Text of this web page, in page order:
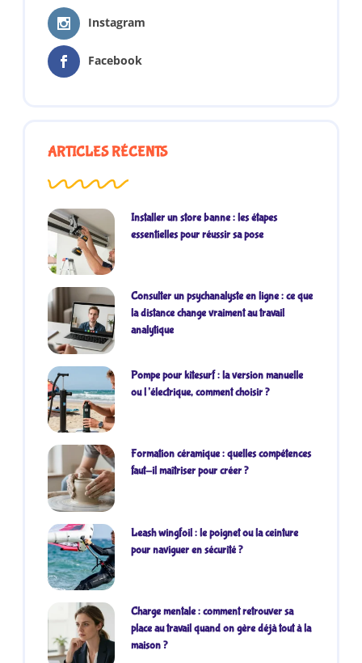
Instagram
Facebook
ARTICLES RÉCENTS
Installer un store banne : les étapes
essentielles pour réussir sa pose
Consulter un psychanalyste en ligne : ce que
la distance change vraiment au travail
analytique
Pompe pour kitesurf : la version manuelle
ou l’électrique, comment choisir ?
Formation céramique : quelles compétences
faut-il maîtriser pour créer ?
Leash wingfoil : le poignet ou la ceinture
pour naviguer en sécurité ?
Charge mentale : comment retrouver sa
place au travail quand on gère déjà tout à la
maison ?